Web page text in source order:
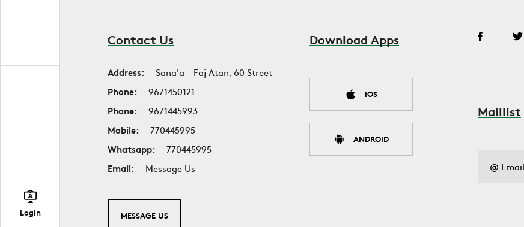
Login
Contact Us
Address:
Sana'a - Faj Atan, 60 Street
Phone:
9671450121
Phone:
9671445993
Mobile:
770445995
Whatsapp:
770445995
Email:
Message Us
MESSAGE US
Download Apps
IOS
ANDROID
Maillist